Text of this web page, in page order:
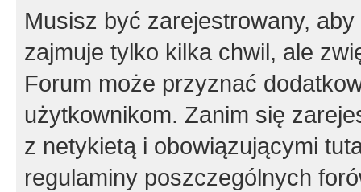
Musisz być zarejestrowany,
zajmuje tylko kilka chwil, ale
Forum może przyznać
użytkownikom. Zanim się
z netykietą i obowiązującymi
regulaminy poszczególnych